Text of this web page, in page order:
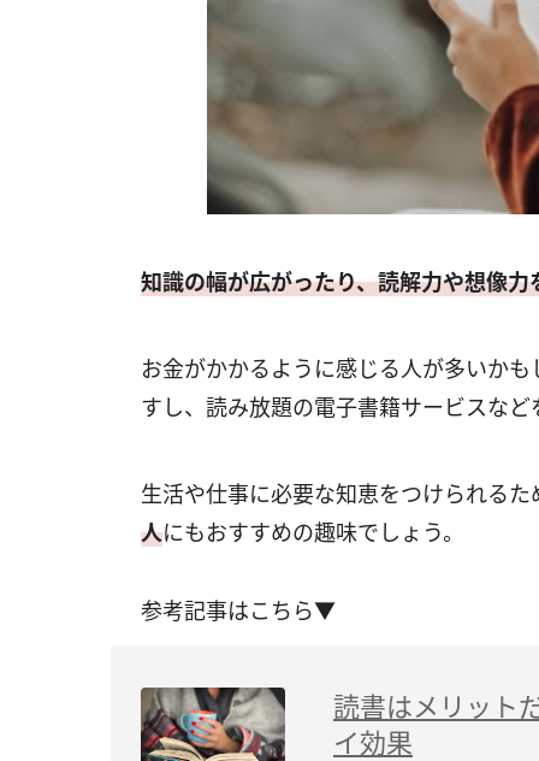
知識の幅が広がったり、読解力や想像
お金がかかるように感じる人が多いか
すし、読み放題の電子書籍サービスな
生活や仕事に必要な知恵をつけられるた
人にもおすすめの趣味でしょう。
参考記事はこちら▼
読書はメリット
イ効果